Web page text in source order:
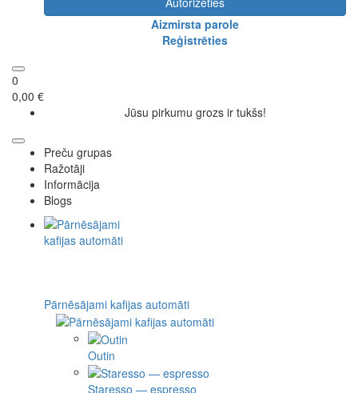
Aizmirsta parole
Reģistrēties
0
0,00 €
Jūsu pirkumu grozs ir tukšs!
Preču grupas
Ražotāji
Informācija
Blogs
Pārnēsājami kafijas automāti
Outin
Staresso — espresso